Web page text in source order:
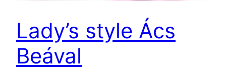
Lady’s style Ács
Beával